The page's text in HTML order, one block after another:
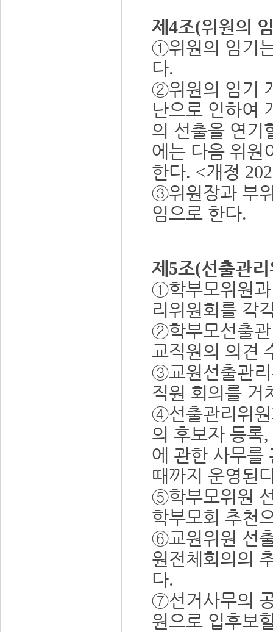
제 4조(위원의
①위원의 임기
다.
②위원의 임기
난으로 인하여
의 선출을 연기
에는 다음 위원
한다. <개정
③위원장과 부
임으로 한다.
제 5조(선출관
①학부모위원
리위원회를 각
②학부모선출
교직원의 의견
③교원선출관
직원 회의를 거
④선출관리위
의 후보자 등록,
에 관한 사무를
때까지 운영된
⑤학부모위원
학부모회 추천
⑥교원위원 선
원전체회의의
다.
⑦선거사무의
원으로 입후보